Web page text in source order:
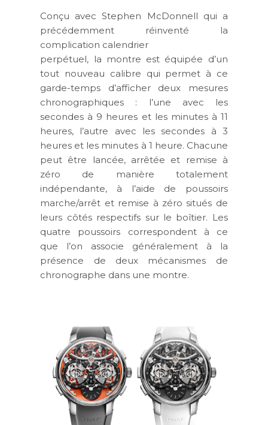
Conçu avec Stephen McDonnell qui a
précédemment réinventé la
complication calendrier
perpétuel, la montre est équipée d’un
tout nouveau calibre qui permet à ce
garde-temps d’afficher deux mesures
chronographiques : l’une avec les
secondes à 9 heures et les minutes à 11
heures, l’autre avec les secondes à 3
heures et les minutes à 1 heure. Chacune
peut être lancée, arrêtée et remise à
zéro de manière totalement
indépendante, à l’aide de poussoirs
marche/arrêt et remise à zéro situés de
leurs côtés respectifs sur le boîtier. Les
quatre poussoirs correspondent à ce
que l’on associe généralement à la
présence de deux mécanismes de
chronographe dans une montre.